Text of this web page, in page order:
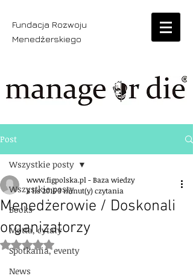
Fundacja Rozwoju
Menedżerskiego
Post
Wszystkie posty
Books
Motta, cytaty
Spotkania, eventy
News
Wszystkie posty
Menedżerowie / Doskonali
organizatorzy
www.figpolska.pl - Baza wiedzy
8 lis 20163 minut(y) czytania
Oceniono na NaN z 5 gwiazdek.